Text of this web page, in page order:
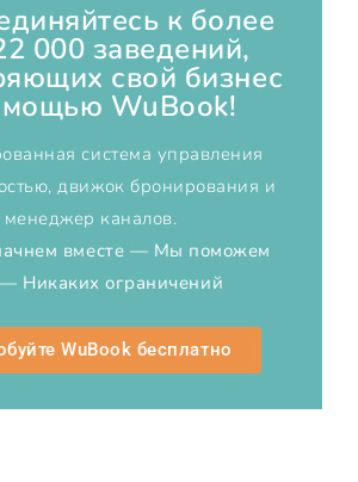
к более
000 заведений,
свой бизнес
WuBook!
система управления
движок бронирования и
менеджер каналов.
вместе — Мы поможем
Никаких ограничений
WuBook бесплатно